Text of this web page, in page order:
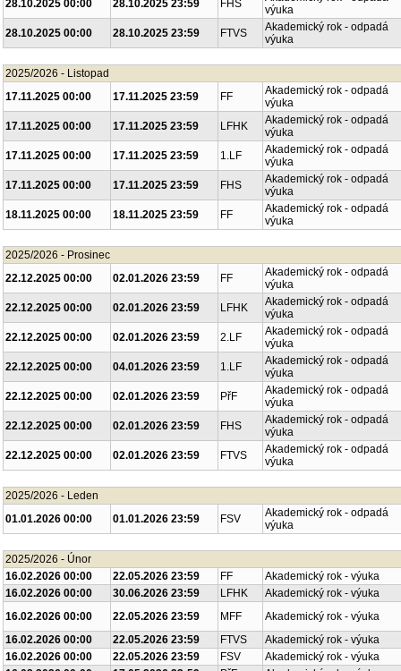
28.10.2025 00:00
28.10.2025 23:59 FHS
výuka
28.10.2025 00:00
28.10.2025 23:59 FTVS
Akademický rok - odpadá
výuka
2025/2026 - Listopad
17.11.2025 00:00
17.11.2025 23:59 FF
Akademický rok - odpadá
výuka
17.11.2025 00:00
17.11.2025 23:59 LFHK
Akademický rok - odpadá
výuka
17.11.2025 00:00
17.11.2025 23:59 1.LF
Akademický rok - odpadá
výuka
17.11.2025 00:00
17.11.2025 23:59 FHS
Akademický rok - odpadá
výuka
18.11.2025 00:00
18.11.2025 23:59 FF
Akademický rok - odpadá
výuka
2025/2026 - Prosinec
22.12.2025 00:00
02.01.2026 23:59 FF
Akademický rok - odpadá
výuka
22.12.2025 00:00
02.01.2026 23:59 LFHK
Akademický rok - odpadá
výuka
22.12.2025 00:00
02.01.2026 23:59 2.LF
Akademický rok - odpadá
výuka
22.12.2025 00:00
04.01.2026 23:59 1.LF
Akademický rok - odpadá
výuka
22.12.2025 00:00
02.01.2026 23:59 PřF
Akademický rok - odpadá
výuka
22.12.2025 00:00
02.01.2026 23:59 FHS
Akademický rok - odpadá
výuka
22.12.2025 00:00
02.01.2026 23:59 FTVS
Akademický rok - odpadá
výuka
2025/2026 - Leden
01.01.2026 00:00
01.01.2026 23:59 FSV
Akademický rok - odpadá
výuka
2025/2026 - Únor
16.02.2026 00:00
22.05.2026 23:59 FF
Akademický rok - výuka
16.02.2026 00:00
30.06.2026 23:59 LFHK
Akademický rok - výuka
16.02.2026 00:00
22.05.2026 23:59 MFF
Akademický rok - výuka
16.02.2026 00:00
22.05.2026 23:59 FTVS
Akademický rok - výuka
16.02.2026 00:00
22.05.2026 23:59 FSV
Akademický rok - výuka